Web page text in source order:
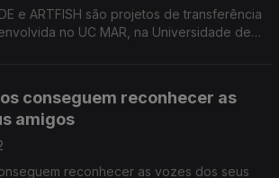
no UC MAR, na Universidade de
conseguem reconhecer as
amigos
reconhecer as vozes dos seus